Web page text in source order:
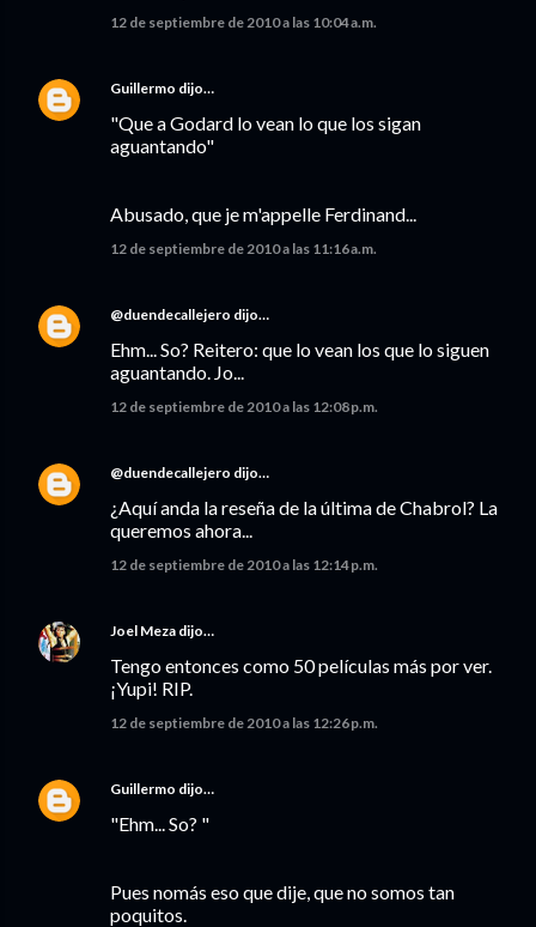
12 de septiembre de 2010 a las 10:04 a.m.
Guillermo dijo…
"Que a Godard lo vean lo que los sigan
aguantando"
Abusado, que je m'appelle Ferdinand...
12 de septiembre de 2010 a las 11:16 a.m.
@duendecallejero dijo…
Ehm... So? Reitero: que lo vean los que lo siguen
aguantando. Jo...
12 de septiembre de 2010 a las 12:08 p.m.
@duendecallejero dijo…
¿Aquí anda la reseña de la última de Chabrol? La
queremos ahora...
12 de septiembre de 2010 a las 12:14 p.m.
Joel Meza dijo…
Tengo entonces como 50 películas más por ver.
¡Yupi! RIP.
12 de septiembre de 2010 a las 12:26 p.m.
Guillermo dijo…
"Ehm... So? "
Pues nomás eso que dije, que no somos tan
poquitos.